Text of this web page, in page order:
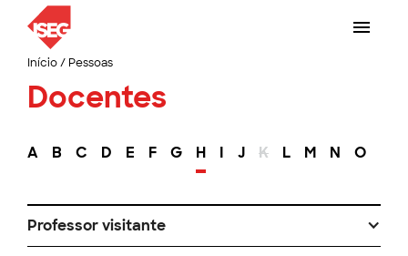
Início/ Pessoas
Docentes
A B C D E F G H I J K L M N O
Professor visitante